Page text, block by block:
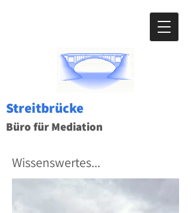
Streitbrücke
Büro für Mediation
Wissenswertes...